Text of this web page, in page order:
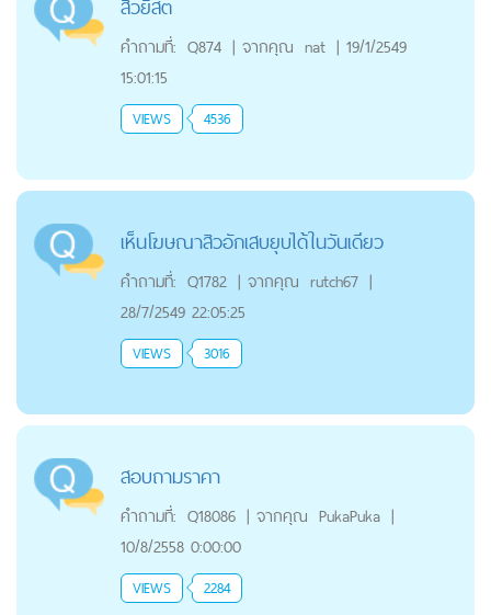
คำถามที่: Q874 | จากคุณ nat | 19/1/2549
15:01:15
VIEWS 4536
เห็นโฆษณาสิวอักเสบยุบได้ในวันเดียว
คำถามที่: Q1782 | จากคุณ rutch67 |
28/7/2549 22:05:25
VIEWS 3016
สอบถามราคา
คำถามที่: Q18086 | จากคุณ PukaPuka |
10/8/2558 0:00:00
VIEWS 2284